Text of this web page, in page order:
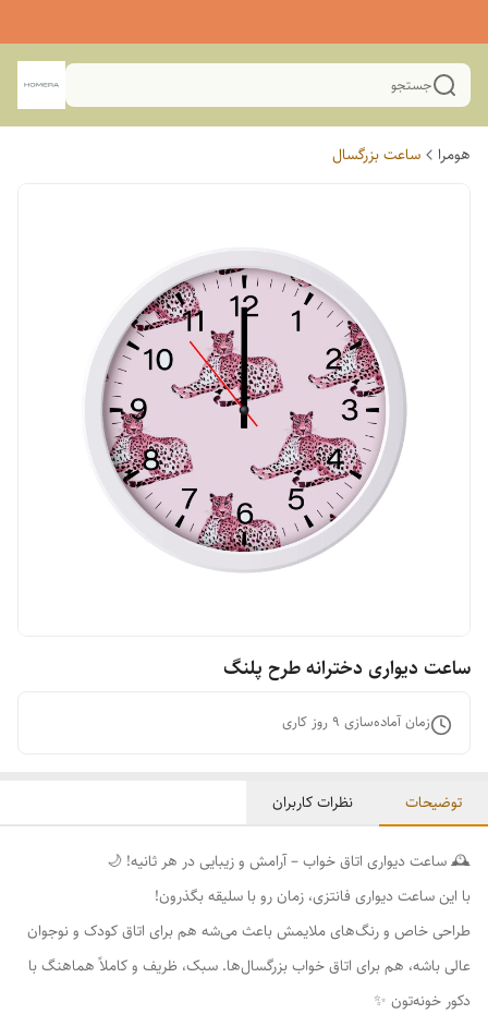
جستجو
هومرا ساعت بزرگسال
ساعت دیواری دخترانه طرح پلنگ
زمان آماده‌سازی 9 روز کاری
توضیحات نظرات کاربران
🕰️ ساعت دیواری اتاق خواب – آرامش و زیبایی در هر ثانیه! 🌙
با این ساعت دیواری فانتزی، زمان رو با سلیقه بگذرون!
طراحی خاص و رنگ‌های ملایمش باعث می‌شه هم برای اتاق کودک و نوجوان
عالی باشه، هم برای اتاق خواب بزرگسال‌ها. سبک، ظریف و کاملاً هماهنگ با
دکور خونه‌تون ✨